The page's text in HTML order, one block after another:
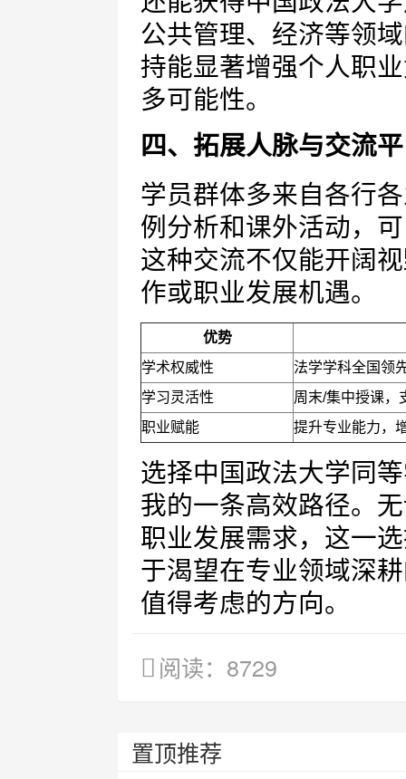
公共管理、经济等领
持能显著增强个人职
多可能性。
四、拓展人脉与交流
学员群体多来自各行
例分析和课外活动，
这种交流不仅能开阔
作或职业发展机遇。
优势
学术权威性
法学学科全国领
学习灵活性
周末/集中授课，
职业赋能
提升专业能力，
选择中国政法大学同
我的一条高效路径。
职业发展需求，这一
于渴望在专业领域深
值得考虑的方向。
阅读：8729
置顶推荐